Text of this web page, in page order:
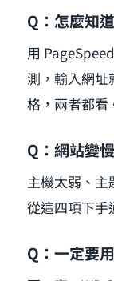
Q：怎麼知
用
測，輸入網址
格，兩者都看
Q：網站變
主機太弱、
從這四項下手
Q：一定要